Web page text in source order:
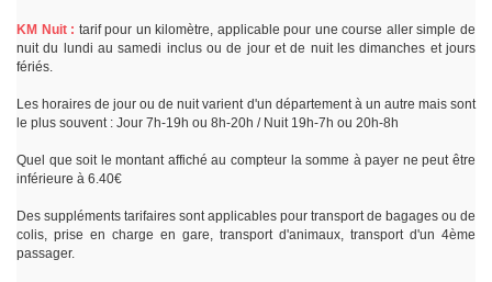
KM Nuit : tarif pour un kilomètre, applicable pour une course aller simple de
nuit du lundi au samedi inclus ou de jour et de nuit les dimanches et jours
fériés.
Les horaires de jour ou de nuit varient d'un département à un autre mais sont
le plus souvent : Jour 7h-19h ou 8h-20h / Nuit 19h-7h ou 20h-8h
Quel que soit le montant affiché au compteur la somme à payer ne peut être
inférieure à 6.40€
Des suppléments tarifaires sont applicables pour transport de bagages ou de
colis, prise en charge en gare, transport d'animaux, transport d'un 4ème
passager.